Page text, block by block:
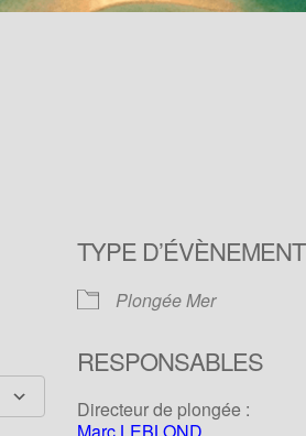
TYPE D’ÉVÈNEMENT
Plongée Mer
RESPONSABLES
Directeur de plongée :